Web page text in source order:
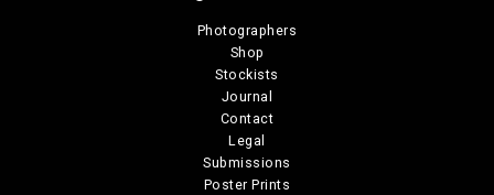
Photographers
Shop
Stockists
Journal
Contact
Legal
Submissions
Poster Prints